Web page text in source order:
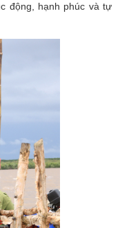
động, hạnh phúc và tự